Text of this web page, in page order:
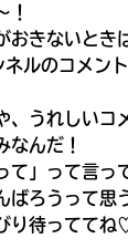
！
おきないとき
ルのコメン
、うれしいコ
なんだ！
て」って言っ
ばろうって思
り待っててね